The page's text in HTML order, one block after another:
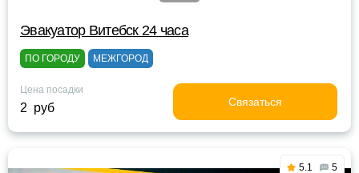
Эвакуатор Витебск 24 часа
ПО ГОРОДУ МЕЖГОРОД
Цена посадки
2 руб Связаться
5.1 5